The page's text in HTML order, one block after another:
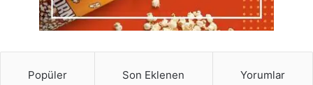
Popüler Son Eklenen Yorumlar